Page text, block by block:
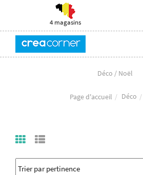
4 magasins
Déco / Noël
Page d'accueil Déco